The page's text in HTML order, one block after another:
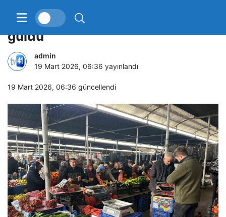
Bayram yoğunluğu: Esnafın yüzü
güldü
admin
19 Mart 2026, 06:36 yayınlandı
19 Mart 2026, 06:36 güncellendi